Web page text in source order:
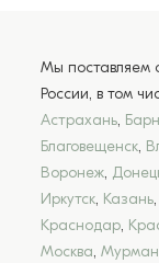
Мы поставляем
России, в том
Астрахань,
Благовещенск,
Воронеж,
Иркутск, Казань,
Краснодар,
Москва,